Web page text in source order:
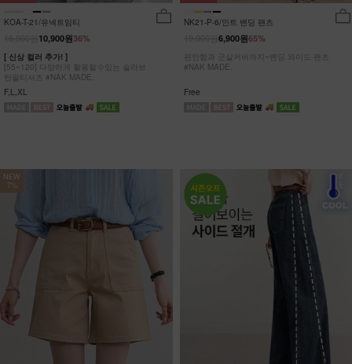
KOA-T-21/유넥트임티
36%
10,900원
[ 신상 컬러 추가! ]
[55~120] 다양하게 활용할수있는 슬라브
반팔티셔츠 #NAK MADE.
F,L,XL
NK21-P-6/인트 밴딩 팬츠
65%
6,900원
편안함과 군살커버까지~밴딩 와이드 팬츠
#NAK MADE.
Free
NEW
7%